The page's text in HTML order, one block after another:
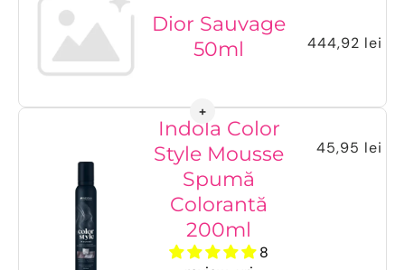
Dior Sauvage
50ml
444,92 lei
Indola Color
Style Mousse
Spumă
Colorantă
200ml
8
45,95 lei